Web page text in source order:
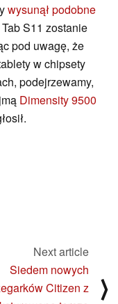
wysunął podobne
S11 zostanie
pod uwagę, że
w chipsety
podejrzewamy,
Dimensity 9500
Next article
Siedem nowych
Citizen z
⟩